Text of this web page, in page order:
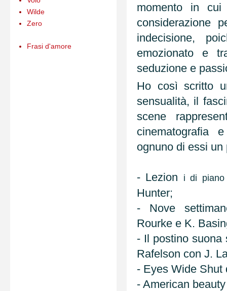
momento in
considerazione
indecisione,
emozionato e
seduzione e
Ho così scritto
sensualità, il
scene
cinematografia
ognuno di essi un
- Lezion i di
Hunter;
- Nove
Rourke e K.
- Il postino suona
Rafelson con J.
- Eyes Wide Shut
- American
Wilde
Zero
Frasi d'amore